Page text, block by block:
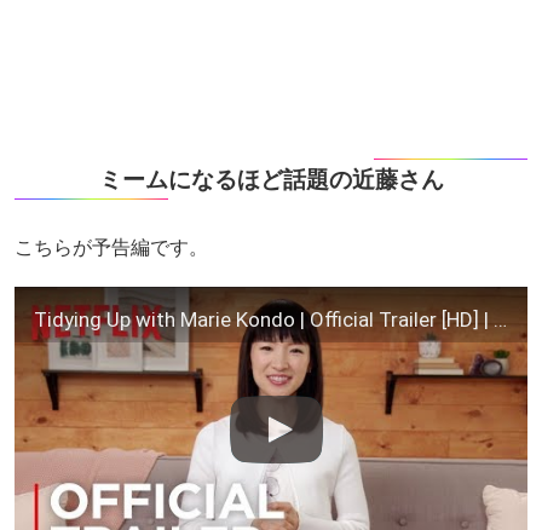
ミームになるほど話題の近藤さん
こちらが予告編です。
Tidying Up with Marie Kondo | Official Trailer [HD] | Netflix